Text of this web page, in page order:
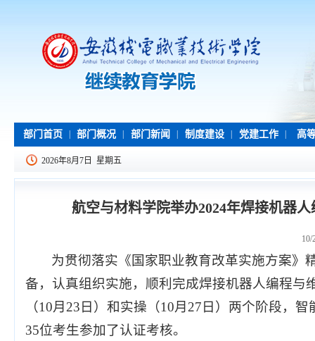
部门首页 部门概况 部门新闻 制度建设 党建工作 高
2026年8月7日 星期五
航空与材料学院举办2024年焊接机器
10/
为贯彻落实《国家职业教育改革实施方案》
备，认真组织实施，顺利完成焊接机器人编程与
（10月23日）和实操（10月27日）两个阶段，
35位考生参加了认证考核。